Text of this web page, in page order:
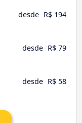
desde R$ 194
desde R$ 79
desde R$ 58